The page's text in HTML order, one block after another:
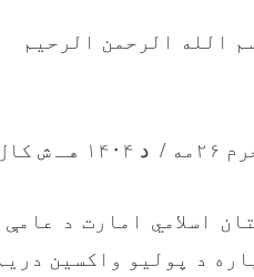
الله الرحمن الرحیم
/ د ۱۴۰۴ هـ ش کال د سرطان ۳۰مه
اسلامي امارت د
د ۲۰۲۵ز کال لپاره د پولیو